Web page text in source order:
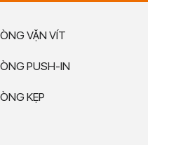
VẶN VÍT
PUSH-IN
KẸP